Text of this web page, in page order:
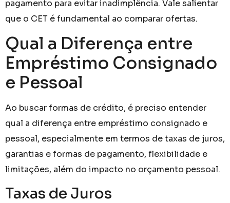
pagamento para evitar inadimplência. Vale salientar
que o CET é fundamental ao comparar ofertas.
Qual a Diferença entre
Empréstimo Consignado
e Pessoal
Ao buscar formas de crédito, é preciso entender
qual a diferença entre empréstimo consignado e
pessoal, especialmente em termos de taxas de juros,
garantias e formas de pagamento, flexibilidade e
limitações, além do impacto no orçamento pessoal.
Taxas de Juros